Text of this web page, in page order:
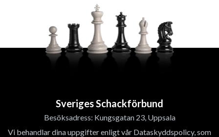
Sveriges Schackförbund
Besöksadress: Kungsgatan 23, Uppsala
Vi behandlar dina uppgifter enligt vår Dataskyddspolicy, som